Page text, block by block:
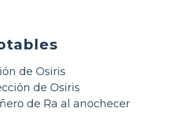
de Osiris
de Osiris
de Ra al anochecer